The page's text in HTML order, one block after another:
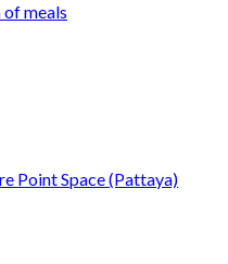
meals
Point Space (Pattaya)